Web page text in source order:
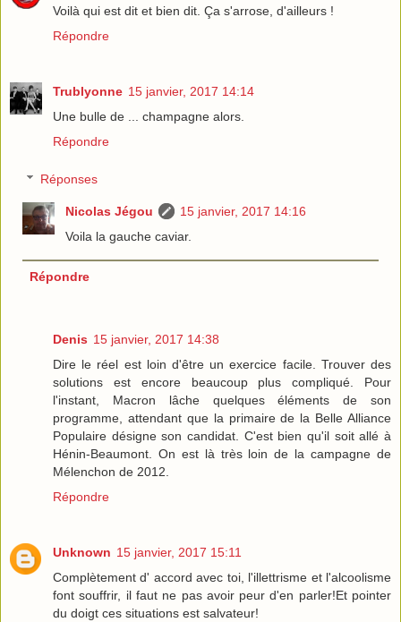
Voilà qui est dit et bien dit. Ça s'arrose, d'ailleurs !
Répondre
Trublyonne 15 janvier, 2017 14:14
Une bulle de ... champagne alors.
Répondre
Réponses
Nicolas Jégou
15 janvier, 2017 14:16
Voila la gauche caviar.
Répondre
Denis 15 janvier, 2017 14:38
Dire le réel est loin d'être un exercice facile. Trouver des
solutions est encore beaucoup plus compliqué. Pour
l'instant, Macron lâche quelques éléments de son
programme, attendant que la primaire de la Belle Alliance
Populaire désigne son candidat. C'est bien qu'il soit allé à
Hénin-Beaumont. On est là très loin de la campagne de
Mélenchon de 2012.
Répondre
Unknown 15 janvier, 2017 15:11
Complètement d' accord avec toi, l'illettrisme et l'alcoolisme
font souffrir, il faut ne pas avoir peur d'en parler!Et pointer
du doigt ces situations est salvateur!